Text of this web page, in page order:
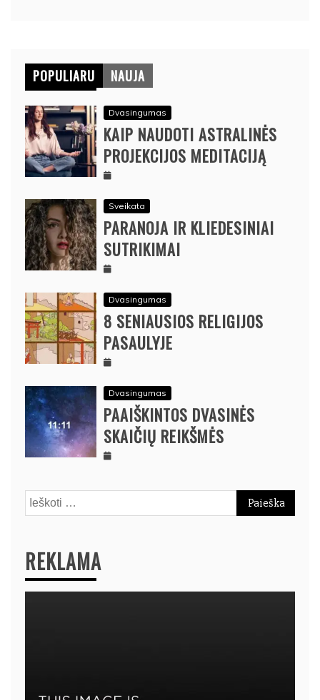
POPULIARU NAUJA
Dvasingumas
KAIP NAUDOTI ASTRALINĖS
PROJEKCIJOS MEDITACIJĄ
Sveikata
PARANOJA IR KLIEDESINIAI
SUTRIKIMAI
Dvasingumas
8 SENIAUSIOS RELIGIJOS
PASAULYJE
Dvasingumas
PAAIŠKINTOS DVASINĖS
SKAIČIŲ REIKŠMĖS
Ieškoti:
REKLAMA